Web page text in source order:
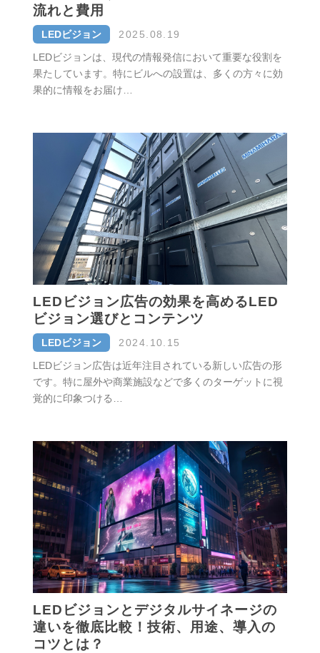
流れと費用
LEDビジョン
2025.08.19
LEDビジョンは、現代の情報発信において重要な役割を
果たしています。特にビルへの設置は、多くの方々に効
果的に情報をお届け…
LEDビジョン広告の効果を高めるLED
ビジョン選びとコンテンツ
LEDビジョン
2024.10.15
LEDビジョン広告は近年注目されている新しい広告の形
です。特に屋外や商業施設などで多くのターゲットに視
覚的に印象つける…
LEDビジョンとデジタルサイネージの
違いを徹底比較！技術、用途、導入の
コツとは？